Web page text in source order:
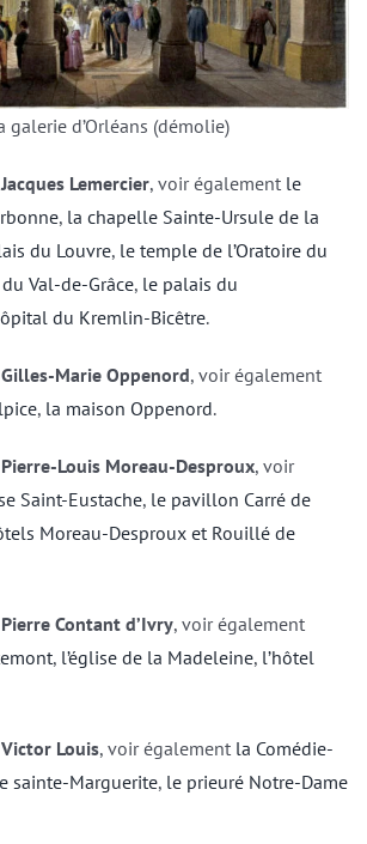
galerie d’Orléans (démolie)
Jacques Lemercier, voir également le
, la chapelle Sainte-Ursule de la
du Louvre, le temple de l’Oratoire du
Val-de-Grâce, le palais du
du Kremlin-Bicêtre.
Gilles-Marie Oppenord, voir également
, la maison Oppenord.
Pierre-Louis Moreau-Desproux, voir
Saint-Eustache, le pavillon Carré de
Moreau-Desproux et Rouillé de
Pierre Contant d’Ivry, voir également
, l’église de la Madeleine, l’hôtel
Victor Louis, voir également la Comédie-
sainte-Marguerite, le prieuré Notre-Dame